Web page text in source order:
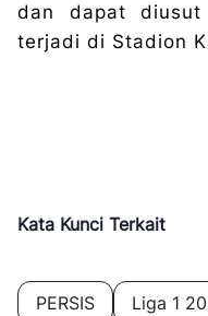
dan dapat
terjadi di Stadion
Kata Kunci Terkait
PERSIS Liga 1